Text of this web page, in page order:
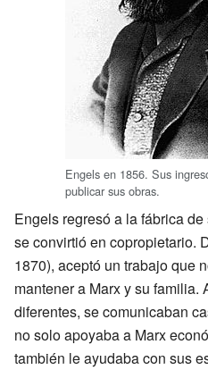
Engels en 1856. Sus
publicar sus obras.
Engels regresó a la fábrica
se convirtió en copropietario.
1870), aceptó un trabajo que
mantener a Marx y su
diferentes, se comunicaban
no solo apoyaba a Marx
también le ayudaba con sus